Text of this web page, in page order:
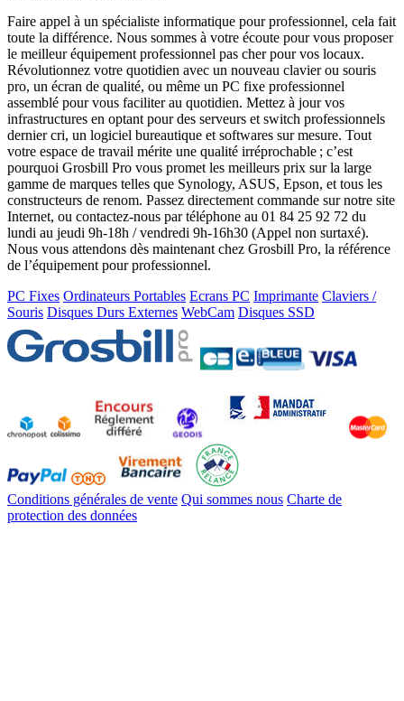
Faire appel à un spécialiste informatique pour professionnel, cela fait
toute la différence. Nous sommes à votre écoute pour vous proposer
le meilleur équipement professionnel pas cher pour vos locaux.
Révolutionnez votre quotidien avec un nouveau clavier ou souris
pro, un écran de qualité, ou même un PC fixe professionnel
assemblé pour vous faciliter au quotidien. Mettez à jour vos
infrastructures en optant pour des serveurs et switch professionnels
dernier cri, un logiciel bureautique et softwares sur mesure. Tout
votre espace de travail mérite une qualité irréprochable ; c’est
pourquoi Grosbill Pro vous promet les meilleurs prix sur la large
gamme de marques telles que Synology, ASUS, Epson, et tous les
constructeurs de renom. Passez directement commande sur notre site
Internet, ou contactez-nous par téléphone au 01 84 25 92 72 du
lundi au jeudi 9h-18h / vendredi 9h-16h30 (Appel non surtaxé).
Nous vous attendons dès maintenant chez Grosbill Pro, la référence
de l’équipement pour professionnel.
PC Fixes Ordinateurs Portables Ecrans PC Imprimante Claviers /
Souris Disques Durs Externes WebCam Disques SSD
Conditions générales de vente Qui sommes nous Charte de
protection des données